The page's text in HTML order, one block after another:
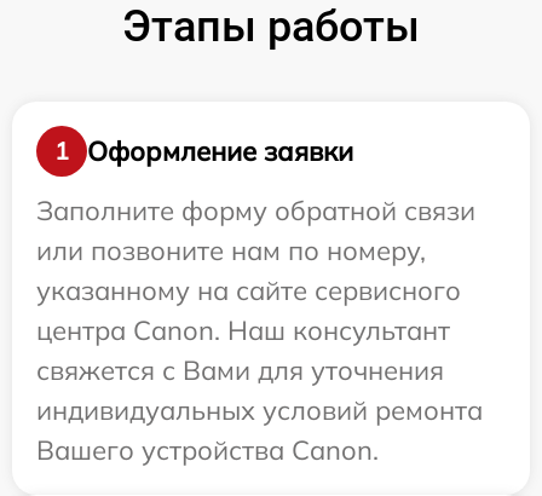
Этапы работы
1
Оформление заявки
Заполните форму обратной связи
или позвоните нам по номеру,
указанному на сайте сервисного
центра Canon. Наш консультант
свяжется с Вами для уточнения
индивидуальных условий ремонта
Вашего устройства Canon.